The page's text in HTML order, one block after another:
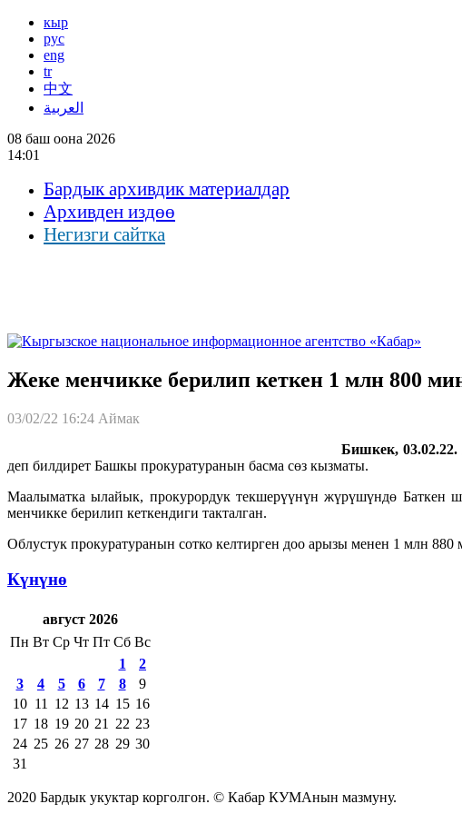
кыр
рус
eng
tr
中文
العربية
08 баш оона 2026
14:01
Бардык архивдик материалдар
Архивден издөө
Негизги сайтка
Жеке менчикке берилип кеткен 1 млн 800
03/02/22 16:24 Аймак
Бишкек, 03.02.22.
деп билдирет Башкы прокуратуранын басма сөз кызматы.
Маалыматка ылайык, прокурордук текшерүүнүн жүрүшүндө Баткен
менчикке берилип кеткендиги такталган.
Облустук прокуратуранын сотко келтирген доо арызы менен 1 млн
Күнүнө
август 2026
Пн Вт Ср Чт Пт Сб Вс
1
2
3
4 5 6 7 8
9
10 11 12 13 14 15 16
17 18 19 20 21 22 23
24 25 26 27 28 29 30
31
2020 Бардык укуктар корголгон. © Кабар КУМАнын мазмуну.